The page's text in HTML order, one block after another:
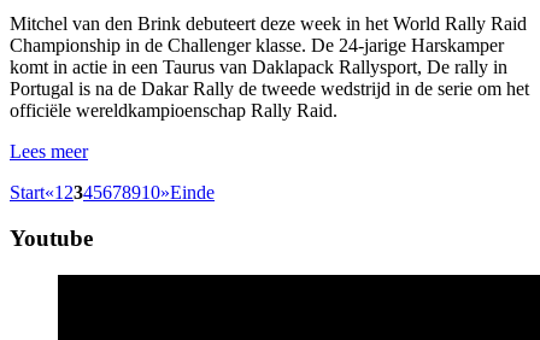
Mitchel van den Brink debuteert deze week in het World Rally Raid
Championship in de Challenger klasse. De 24-jarige Harskamper
komt in actie in een Taurus van Daklapack Rallysport, De rally in
Portugal is na de Dakar Rally de tweede wedstrijd in de serie om het
officiële wereldkampioenschap Rally Raid.
Lees meer
Start«1 2345678910»Einde
Youtube